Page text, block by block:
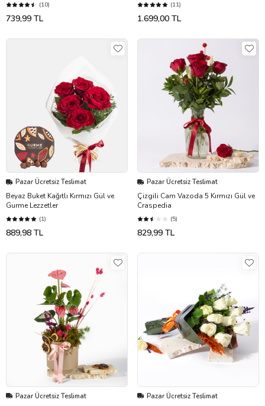
(10)
739,99 TL
(11)
1.699,00 TL
Pazar Ücretsiz Teslimat
Beyaz Buket Kağıtlı Kırmızı Gül ve
Gurme Lezzetler
(1)
889,98 TL
Pazar Ücretsiz Teslimat
Çizgili Cam Vazoda 5 Kırmızı Gül ve
Craspedia
(5)
829,99 TL
Pazar Ücretsiz Teslimat Pazar Ücretsiz Teslimat